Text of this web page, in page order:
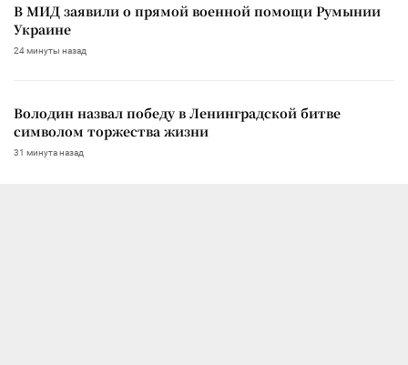
В МИД заявили о прямой военной помощи Румынии
Украине
24 минуты назад
Володин назвал победу в Ленинградской битве
символом торжества жизни
31 минута назад